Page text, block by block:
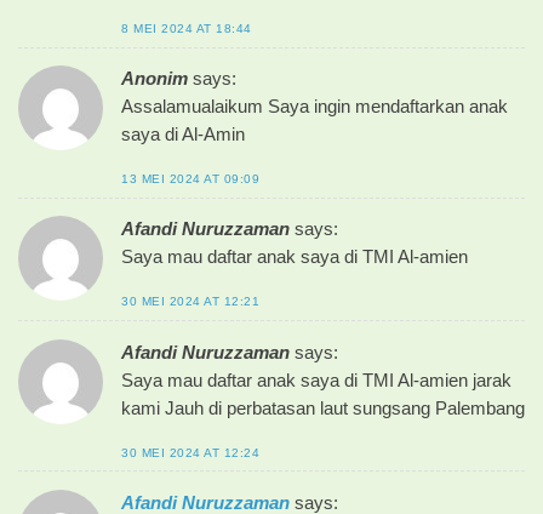
8 MEI 2024 AT 18:44
Anonim says:
Assalamualaikum Saya ingin mendaftarkan anak
saya di Al-Amin
13 MEI 2024 AT 09:09
Afandi Nuruzzaman says:
Saya mau daftar anak saya di TMI Al-amien
30 MEI 2024 AT 12:21
Afandi Nuruzzaman says:
Saya mau daftar anak saya di TMI Al-amien jarak
kami Jauh di perbatasan laut sungsang Palembang
30 MEI 2024 AT 12:24
Afandi Nuruzzaman says: